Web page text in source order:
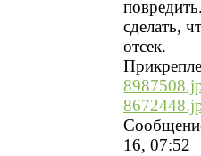
сделать,
отсек.
16, 07:52